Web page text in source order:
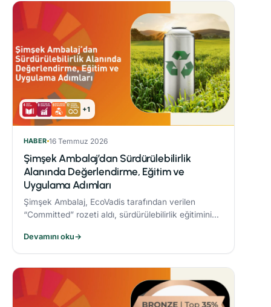
+1
HABER 16 Temmuz 2026
Şimşek Ambalaj’dan Sürdürülebilirlik
Alanında Değerlendirme, Eğitim ve
Uygulama Adımları
Şimşek Ambalaj, EcoVadis tarafından verilen
“Committed” rozeti aldı, sürdürülebilirlik eğitimini
Responsible® Faz-1 sürecini tamamlayarak
ambalaj sektöründe bir ilke imza attı.
Devamını oku→